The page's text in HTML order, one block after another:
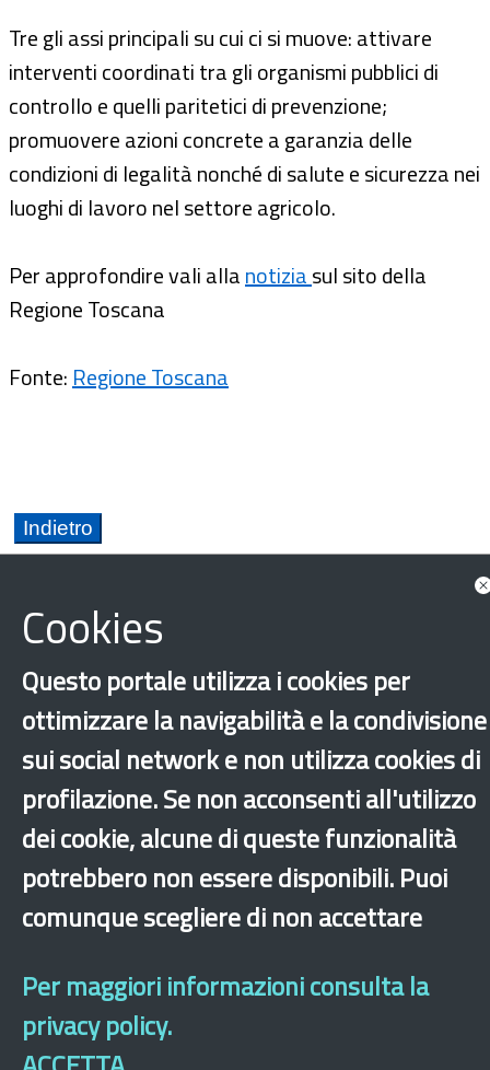
Tre gli assi principali su cui ci si muove: attivare
interventi coordinati tra gli organismi pubblici di
controllo e quelli paritetici di prevenzione;
promuovere azioni concrete a garanzia delle
condizioni di legalità nonché di salute e sicurezza nei
luoghi di lavoro nel settore agricolo.
Per approfondire vali allanotiziasul sito della
Regione Toscana
Fonte: Regione Toscana
Toscana Caporalato
Diritti fondamentali
Discriminazione
Lavoro
Sfruttamento lavorativo
›×
Cookies
Questo portale utilizza i cookies per
ottimizzare la navigabilità e la condivisione
sui social network e non utilizza cookies di
profilazione. Se non acconsenti all'utilizzo
dei cookie, alcune di queste funzionalità
potrebbero non essere disponibili. Puoi
comunque scegliere di non accettare
Per maggiori informazioni consulta la
privacy policy.